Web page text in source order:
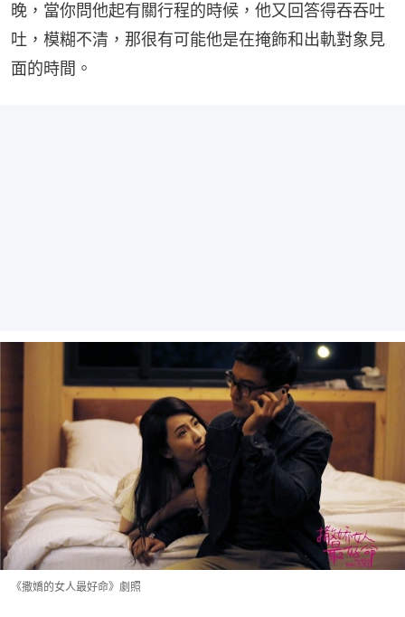
晚，當你問他起有關行程的時候，他又回答得吞吞吐
吐，模糊不清，那很有可能他是在掩飾和出軌對象見
面的時間。
《撒嬌的女人最好命》劇照